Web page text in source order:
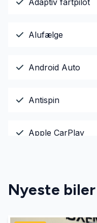
Adaptiv fartpilot
Alufælge
Android Auto
Antispin
Apple CarPlay
Auto
Nyeste biler